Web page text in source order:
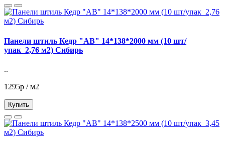
Панели штиль Кедр "АВ" 14*138*2000 мм (10 шт/
упак_2,76 м2) Сибирь
..
1295р / м2
Купить